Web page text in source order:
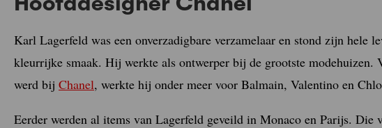
Karl Lagerfeld was een onverzadigbare verzamelaar en stond zijn hele
kleurrijke smaak. Hij werkte als ontwerper bij de grootste modehuizen.
werd bij Chanel, werkte hij onder meer voor Balmain, Valentino en
Eerder werden al items van Lagerfeld geveild in Monaco en Parijs. Die